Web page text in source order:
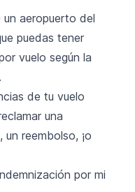
aeropuerto del
puedas tener
vuelo según la
de tu vuelo
una
reembolso, ¡o
por mi